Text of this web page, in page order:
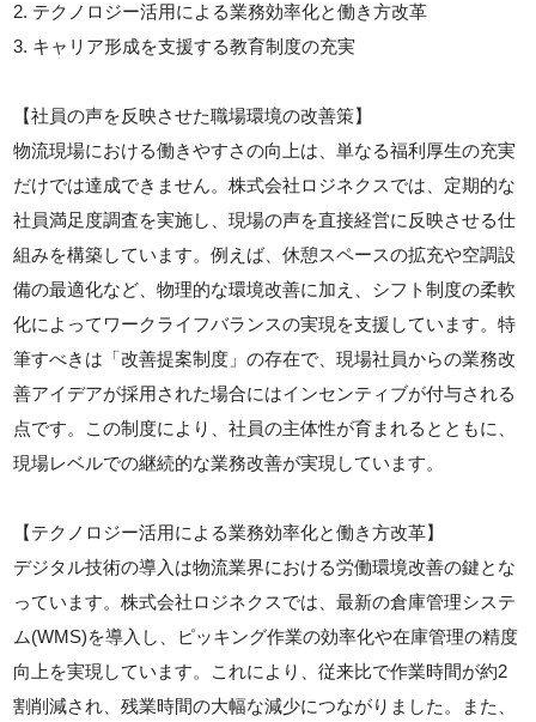
2. テクノロジー活用による業務効率化と働き方改革
3. キャリア形成を支援する教育制度の充実
【社員の声を反映させた職場環境の改善策】
物流現場における働きやすさの向上は、単なる福利厚生の充実
だけでは達成できません。株式会社ロジネクスでは、定期的な
社員満足度調査を実施し、現場の声を直接経営に反映させる仕
組みを構築しています。例えば、休憩スペースの拡充や空調設
備の最適化など、物理的な環境改善に加え、シフト制度の柔軟
化によってワークライフバランスの実現を支援しています。特
筆すべきは「改善提案制度」の存在で、現場社員からの業務改
善アイデアが採用された場合にはインセンティブが付与される
点です。この制度により、社員の主体性が育まれるとともに、
現場レベルでの継続的な業務改善が実現しています。
【テクノロジー活用による業務効率化と働き方改革】
デジタル技術の導入は物流業界における労働環境改善の鍵とな
っています。株式会社ロジネクスでは、最新の倉庫管理システ
ム(WMS)を導入し、ピッキング作業の効率化や在庫管理の精度
向上を実現しています。これにより、従来比で作業時間が約2
割削減され、残業時間の大幅な減少につながりました。また、